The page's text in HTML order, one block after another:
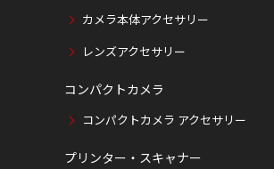
カメラ本体アクセサリー
レンズアクセサリー
コンパクトカメラ
コンパクトカメラ アクセサリー
プリンター・スキャナー